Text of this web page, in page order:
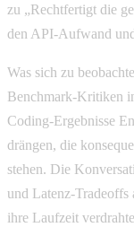
zu „Rechtfertigt die
den API-Aufwand
Was sich zu
Benchmark-Kritiken
Coding-Ergebnisse
drängen, die
stehen. Die
und Latenz-Tradeoffs
ihre Laufzeit